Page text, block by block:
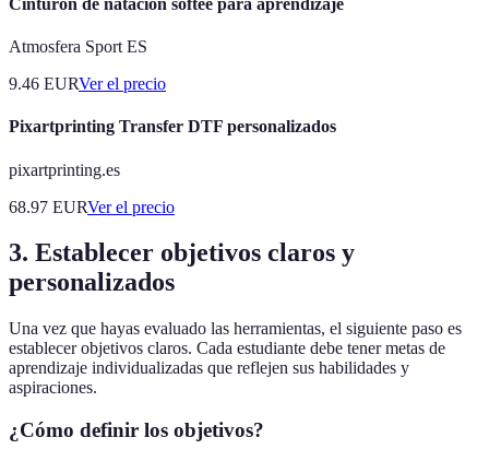
Atmosfera Sport ES
9.46 EURVer el precio
Pixartprinting Transfer DTF personalizados
pixartprinting.es
68.97 EURVer el precio
3. Establecer objetivos claros y
personalizados
Una vez que hayas evaluado las herramientas, el siguiente paso es
establecer objetivos claros. Cada estudiante debe tener metas de
aprendizaje individualizadas que reflejen sus habilidades y
aspiraciones.
¿Cómo definir los objetivos?